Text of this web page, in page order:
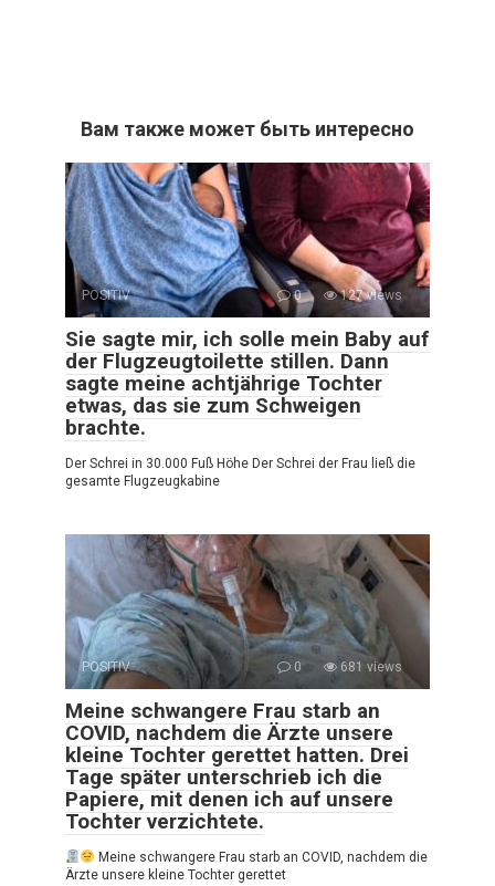
Вам также может быть интересно
POSITIV 0 127 views
Sie sagte mir, ich solle mein Baby auf
der Flugzeugtoilette stillen. Dann
sagte meine achtjährige Tochter
etwas, das sie zum Schweigen
brachte.
Der Schrei in 30.000 Fuß Höhe Der Schrei der Frau ließ die
gesamte Flugzeugkabine
POSITIV 0 681 views
Meine schwangere Frau starb an
COVID, nachdem die Ärzte unsere
kleine Tochter gerettet hatten. Drei
Tage später unterschrieb ich die
Papiere, mit denen ich auf unsere
Tochter verzichtete.
Meine schwangere Frau starb an COVID, nachdem die
Ärzte unsere kleine Tochter gerettet